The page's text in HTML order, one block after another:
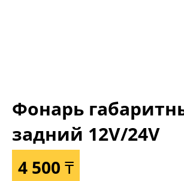
Фонарь
задний 12V/24V
4 500 ₸